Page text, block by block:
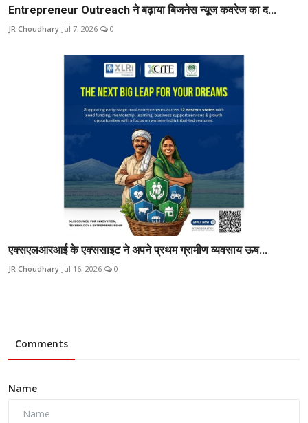
Entrepreneur Outreach ने बढ़ाया बिजनेस न्यूज कवरेज का द...
JR Choudhary Jul 7, 2026 0
एक्सएलआरआई के एक्ससाइट ने अपने प्रथम ग्रामीण व्यवसाय ऊष...
JR Choudhary Jul 16, 2026 0
Comments
Name